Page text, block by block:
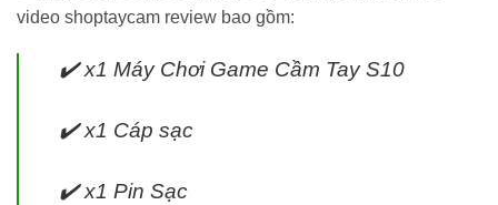
video shoptaycam review bao gồm:
✔️ x1 Máy Chơi Game Cầm Tay S10
✔️ x1 Cáp sạc
✔️ x1 Pin Sạc